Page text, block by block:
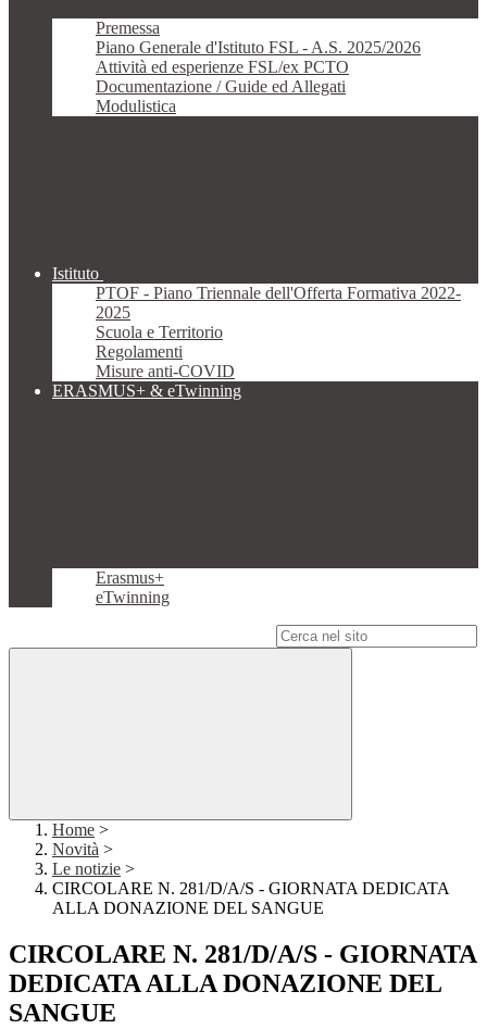
Premessa
Piano Generale d'Istituto FSL - A.S. 2025/2026
Attività ed esperienze FSL/ex PCTO
Documentazione / Guide ed Allegati
Modulistica
Istituto
PTOF - Piano Triennale dell'Offerta Formativa 2022-
2025
Scuola e Territorio
Regolamenti
Misure anti-COVID
ERASMUS+ & eTwinning
Erasmus+
eTwinning
Home >
Novità >
Le notizie >
CIRCOLARE N. 281/D/A/S - GIORNATA DEDICATA
ALLA DONAZIONE DEL SANGUE
CIRCOLARE N. 281/D/A/S - GIORNATA
DEDICATA ALLA DONAZIONE DEL
SANGUE